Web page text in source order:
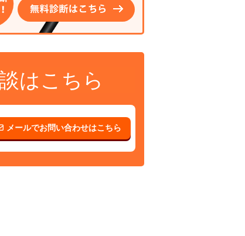
はこちら
メールでお問い合わせはこちら